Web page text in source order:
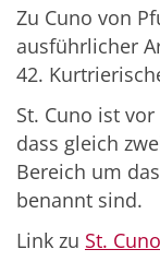
Zu Cuno von
ausführlicher
42.
St. Cuno ist
dass gleich
Bereich um
benannt sind.
Link zu St.